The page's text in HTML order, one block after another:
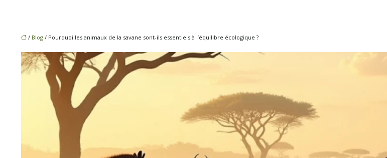
/ Blog / Pourquoi les animaux de la savane sont-ils essentiels à l’équilibre écologique ?